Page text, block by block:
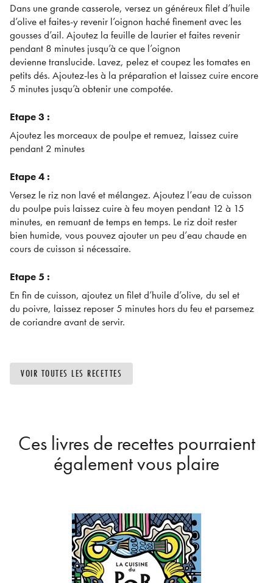
Dans une grande casserole, versez un généreux filet d’huile
d’olive et faites-y revenir l’oignon haché finement avec les
gousses d’ail. Ajoutez la feuille de laurier et faites revenir
pendant 8 minutes jusqu’à ce que l’oignon
devienne translucide. Lavez, pelez et coupez les tomates en
petits dés. Ajoutez-les à la préparation et laissez cuire encore
5 minutes jusqu’à obtenir une compotée.
Etape 3 :
Ajoutez les morceaux de poulpe et remuez, laissez cuire
pendant 2 minutes
Etape 4 :
Versez le riz non lavé et mélangez. Ajoutez l’eau de cuisson
du poulpe puis laissez cuire à feu moyen pendant 12 à 15
minutes, en remuant de temps en temps. Le riz doit rester
bien humide, vous pouvez ajouter un peu d’eau chaude en
cours de cuisson si nécessaire.
Etape 5 :
En fin de cuisson, ajoutez un filet d’huile d’olive, du sel et
du poivre, laissez reposer 5 minutes hors du feu et parsemez
de coriandre avant de servir.
VOIR TOUTES LES RECETTES
Ces livres de recettes pourraient
également vous plaire